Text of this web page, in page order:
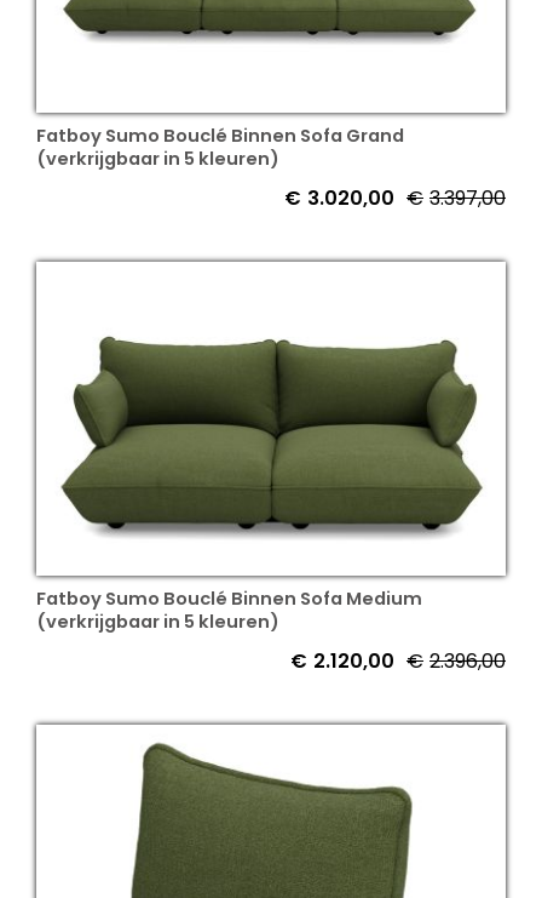
Fatboy Sumo Bouclé Binnen Sofa Grand
(verkrijgbaar in 5 kleuren)
€ 3.397,00
€ 3.020,00
Fatboy Sumo Bouclé Binnen Sofa Medium
(verkrijgbaar in 5 kleuren)
€ 2.396,00
€ 2.120,00